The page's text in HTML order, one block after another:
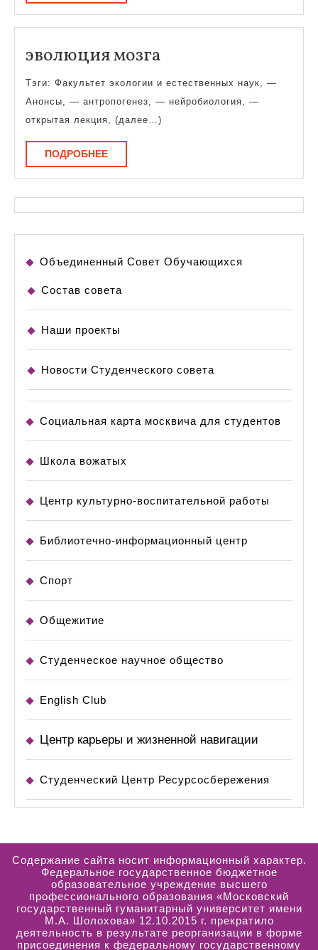
эволюция мозга
мозга
Тэги: Факультет экологии и естественных наук, —
Анонсы, — антропогенез, — нейробиология, —
открытая лекция, (далее…)
ПОДРОБНЕЕПОДРОБНЕЕ
Объединенный Совет Обучающихся
Состав совета
Наши проекты
Новости Студенческого совета
Социальная карта москвича для студентов
Школа вожатых
Центр культурно-воспитательной работы
Библиотечно-информационный центр
Спорт
Общежитие
Студенческое научное общество
English Club
Центр карьеры и жизненной навигации
Студенческий Центр Ресурсосбережения
Содержание сайта носит информационный характер.
Федеральное государственное бюджетное
образовательное учреждение высшего
профессионального образования «Московский
государственный гуманитарный университет имени
М.А. Шолохова» 12.10.2015 г. прекратило
деятельность в результате реорганизации в форме
присоединения к федеральному государственному